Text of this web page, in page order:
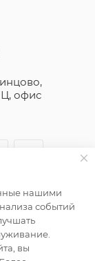
Ц, офис
защищены
нашими
событий
вы